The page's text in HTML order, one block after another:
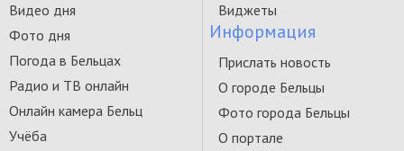
Видео дня
Фото дня
Погода в Бельцах
Радио и ТВ онлайн
Онлайн камера Бельц
Учёба
Виджеты
Информация
Прислать новость
О городе Бельцы
Фото города Бельцы
О портале